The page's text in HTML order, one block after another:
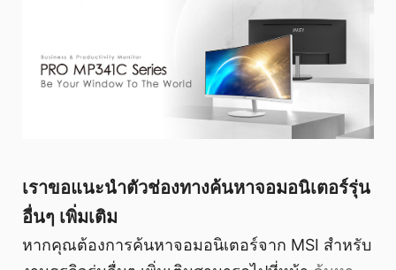
เราขอแนะนำตัวช่องทางค้นหาจอมอนิเตอร์รุ่น
อื่นๆ เพิ่มเติม
หากคุณต้องการค้นหาจอมอนิเตอร์จาก MSI สำหรับ